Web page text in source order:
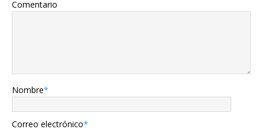
Comentario
Nombre*
Correo electrónico*